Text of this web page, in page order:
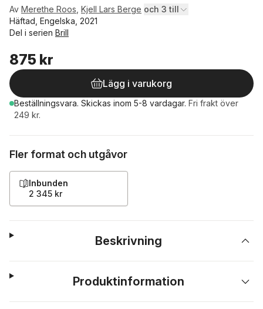
Av Merethe Roos Kjell Lars Berge och 3 till
Häftad, Engelska, 2021
Del i serien Brill
875 kr
Lägg i varukorg
Beställningsvara. Skickas inom 5-8 vardagar. Fri frakt över
249 kr.
Fler format och utgåvor
Inbunden
2 345 kr
Beskrivning
Produktinformation